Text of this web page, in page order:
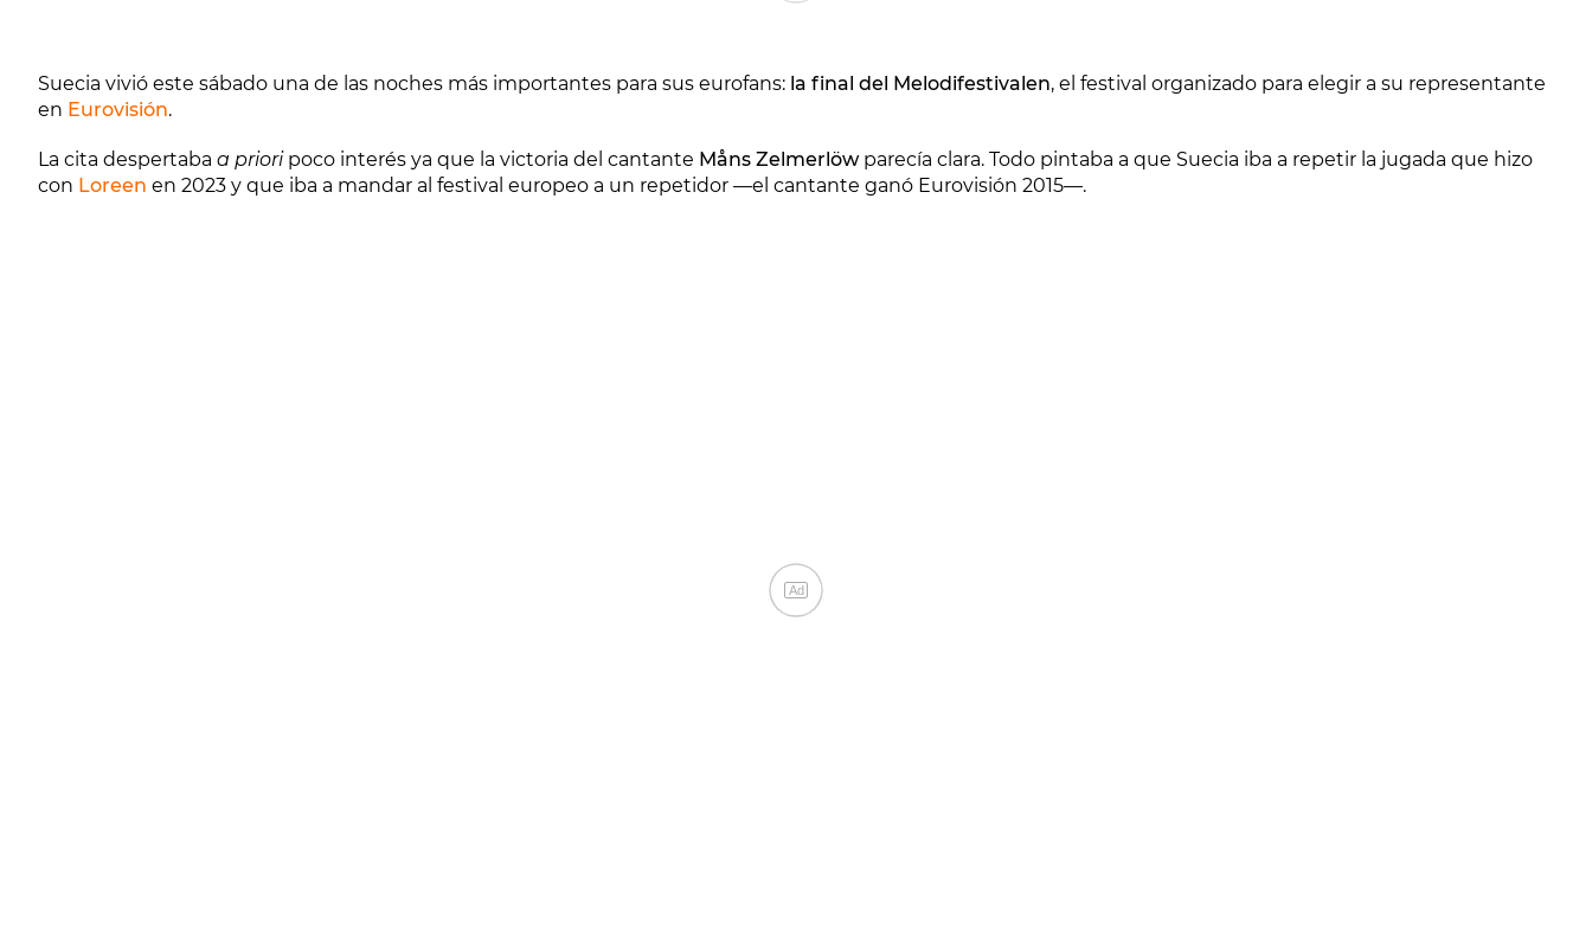
Suecia vivió este sábado una de las noches más importantes para sus eurofans: la final del Melodifestivalen, el festival organizado para elegir a su representante
en Eurovisión.
La cita despertaba a prioripoco interés ya que la victoria del cantante Måns Zelmerlöwparecía clara. Todo pintaba a que Suecia iba a repetir la jugada que hizo
con Loreen en 2023 y que iba a mandar al festival europeo a un repetidor —el cantante ganó Eurovisión 2015—.
Ad